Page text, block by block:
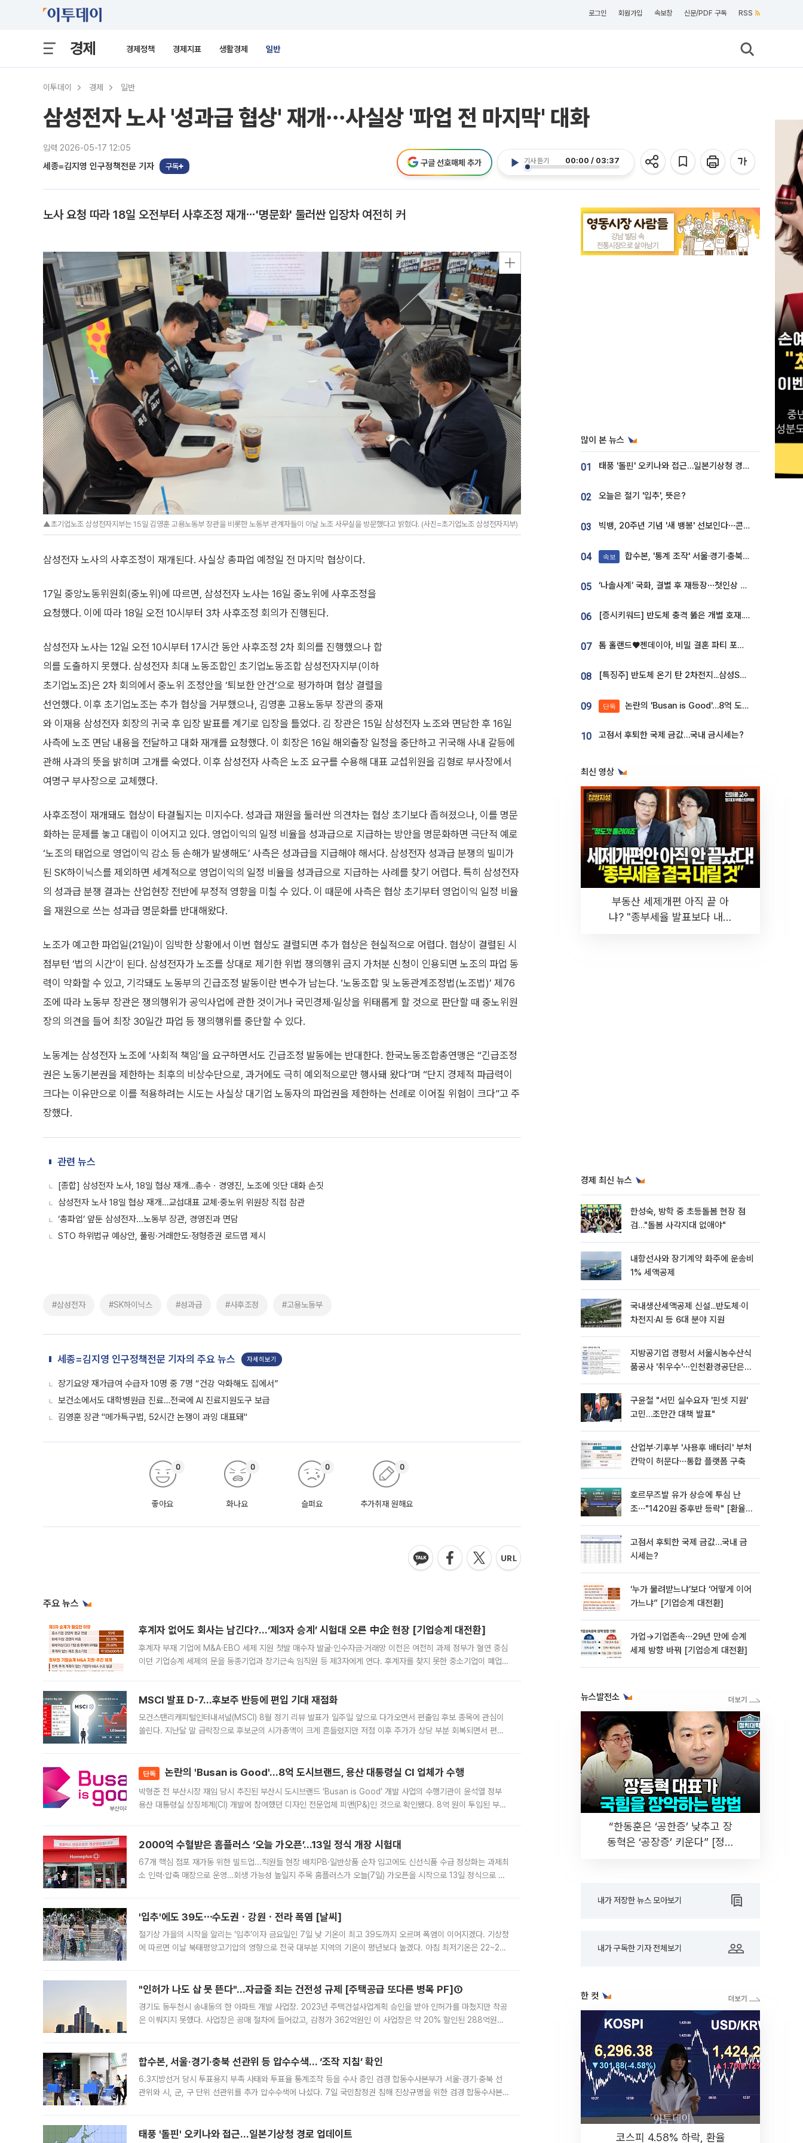
로그인 회원가입 속보창 신문/PDF 구독 RSS
경제 경제정책 경제지표 생활경제 일반
이투데이 경제 일반
삼성전자 노사 '성과급 협상' 재개⋯사실상 '파업 전 마지막' 대화
입력 2026-05-17 12:05
세종=김지영 인구정책전문 기자 구독
기사 듣기 00:00 / 03:37
구글 선호매체 추가
노사 요청 따라 18일 오전부터 사후조정 재개⋯'명문화' 둘러싼 입장차 여전히 커
▲초기업노조 삼성전자지부는 15일 김영훈 고용노동부 장관을 비롯한 노동부 관계자들이 이날 노조 사무실을 방문했다고 밝혔다. (사진=초기업노조 삼성전자지부)
삼성전자 노사의 사후조정이 재개된다. 사실상 총파업 예정일 전 마지막 협상이다.
17일 중앙노동위원회(중노위)에 따르면, 삼성전자 노사는 16일 중노위에 사후조정을
요청했다. 이에 따라 18일 오전 10시부터 3차 사후조정 회의가 진행된다.
삼성전자 노사는 12일 오전 10시부터 17시간 동안 사후조정 2차 회의를 진행했으나 합
의를 도출하지 못했다. 삼성전자 최대 노동조합인 초기업노동조합 삼성전자지부(이하
초기업노조)은 2차 회의에서 중노위 조정안을 ‘퇴보한 안건’으로 평가하며 협상 결렬을
선언했다. 이후 초기업노조는 추가 협상을 거부했으나, 김영훈 고용노동부 장관의 중재
와 이재용 삼성전자 회장의 귀국 후 입장 발표를 계기로 입장을 틀었다. 김 장관은 15일 삼성전자 노조와 면담한 후 16일
사측에 노조 면담 내용을 전달하고 대화 재개를 요청했다. 이 회장은 16일 해외출장 일정을 중단하고 귀국해 사내 갈등에
관해 사과의 뜻을 밝히며 고개를 숙였다. 이후 삼성전자 사측은 노조 요구를 수용해 대표 교섭위원을 김형로 부사장에서
여명구 부사장으로 교체했다.
사후조정이 재개돼도 협상이 타결될지는 미지수다. 성과급 재원을 둘러싼 의견차는 협상 초기보다 좁혀졌으나, 이를 명문
화하는 문제를 놓고 대립이 이어지고 있다. 영업이익의 일정 비율을 성과급으로 지급하는 방안을 명문화하면 극단적 예로
‘노조의 태업으로 영업이익 감소 등 손해가 발생해도’ 사측은 성과급을 지급해야 해서다. 삼성전자 성과급 분쟁의 빌미가
된 SK하이닉스를 제외하면 세계적으로 영업이익의 일정 비율을 성과급으로 지급하는 사례를 찾기 어렵다. 특히 삼성전자
의 성과급 분쟁 결과는 산업현장 전반에 부정적 영향을 미칠 수 있다. 이 때문에 사측은 협상 초기부터 영업이익 일정 비율
을 재원으로 쓰는 성과급 명문화를 반대해왔다.
노조가 예고한 파업일(21일)이 임박한 상황에서 이번 협상도 결렬되면 추가 협상은 현실적으로 어렵다. 협상이 결렬된 시
점부턴 ‘법의 시간’이 된다. 삼성전자가 노조를 상대로 제기한 위법 쟁의행위 금지 가처분 신청이 인용되면 노조의 파업 동
력이 약화할 수 있고, 기각돼도 노동부의 긴급조정 발동이란 변수가 남는다. ‘노동조합 및 노동관계조정법(노조법)’ 제76
조에 따라 노동부 장관은 쟁의행위가 공익사업에 관한 것이거나 국민경제·일상을 위태롭게 할 것으로 판단할 때 중노위원
장의 의견을 들어 최장 30일간 파업 등 쟁의행위를 중단할 수 있다.
노동계는 삼성전자 노조에 ‘사회적 책임’을 요구하면서도 긴급조정 발동에는 반대한다. 한국노동조합총연맹은 “긴급조정
권은 노동기본권을 제한하는 최후의 비상수단으로, 과거에도 극히 예외적으로만 행사돼 왔다”며 “단지 경제적 파급력이
크다는 이유만으로 이를 적용하려는 시도는 사실상 대기업 노동자의 파업권을 제한하는 선례로 이어질 위험이 크다”고 주
장했다.
관련 뉴스
[종합] 삼성전자 노사, 18일 협상 재개…총수ㆍ경영진, 노조에 잇단 대화 손짓
삼성전자 노사 18일 협상 재개…교섭대표 교체·중노위 위원장 직접 참관
‘총파업’ 앞둔 삼성전자...노동부 장관, 경영진과 면담
STO 하위법규 예상안, 풀링·거래한도·정형증권 로드맵 제시
#삼성전자 #SK하이닉스 #성과급 #사후조정 #고용노동부
세종=김지영 인구정책전문 기자의 주요 뉴스 자세히보기
장기요양 재가급여 수급자 10명 중 7명 “건강 악화해도 집에서”
보건소에서도 대학병원급 진료…전국에 AI 진료지원도구 보급
김영훈 장관 "메가특구법, 52시간 논쟁이 과잉 대표돼"
좋아요
0
화나요
0
슬퍼요
0
추가취재 원해요
0
주요 뉴스
후계자 없어도 회사는 남긴다?…‘제3자 승계’ 시험대 오른 中企 현장 [기업승계 대전환]
후계자 부재 기업에 M&A·EBO 세제 지원 첫발 매수자 발굴·인수자금·거래망 이전은 여전히 과제 정부가 혈연 중심
이던 기업승계 세제의 문을 동종기업과 장기근속 임직원 등 제3자에게 연다. 후계자를 찾지 못한 중소기업이 폐업
MSCI 발표 D-7…후보주 반등에 편입 기대 재점화
모건스탠리캐피털인터내셔널(MSCI) 8월 정기 리뷰 발표가 일주일 앞으로 다가오면서 편출입 후보 종목에 관심이
쏠린다. 지난달 말 급락장으로 후보군의 시가총액이 크게 흔들렸지만 저점 이후 주가가 상당 부분 회복되면서 편입
단독 논란의 'Busan is Good'…8억 도시브랜드, 용산 대통령실 CI 업체가 수행
박형준 전 부산시장 재임 당시 추진된 부산시 도시브랜드 ‘Busan is Good’ 개발 사업의 수행기관이 윤석열 정부
용산 대통령실 상징체계(CI) 개발에 참여했던 디자인 전문업체 피앤(P&)인 것으로 확인됐다. 8억 원이 투입된 부산
2000억 수혈받은 홈플러스 ‘오늘 가오픈’...13일 정식 개장 시험대
67개 핵심 점포 재가동 위한 빌드업...직원들 현장 배치PB·일반상품 순차 입고에도 신선식품 수급 정상화는 과제최
소 인력·압축 매장으로 운영…회생 가능성 높일지 주목 홈플러스가 오늘(7일) 가오픈을 시작으로 13일 정식으로 재
'입추'에도 39도⋯수도권ㆍ강원ㆍ전라 폭염 [날씨]
절기상 가을의 시작을 알리는 ‘입추’이자 금요일인 7일 낮 기온이 최고 39도까지 오르며 폭염이 이어지겠다. 기상청
에 따르면 이날 북태평양고기압의 영향으로 전국 대부분 지역의 기온이 평년보다 높겠다. 아침 최저기온은 22~27
"인허가 나도 삽 못 뜬다"…자금줄 죄는 건전성 규제 [주택공급 또다른 병목 PF]①
경기도 동두천시 송내동의 한 아파트 개발 사업장. 2023년 주택건설사업계획 승인을 받아 인허가를 마쳤지만 착공
은 이뤄지지 못했다. 사업장은 공매 절차에 들어갔고, 감정가 362억원인 이 사업장은 약 20% 할인된 288억원에
합수본, 서울·경기·충북 선관위 등 압수수색… ‘조작 지침’ 확인
6.3지방선거 당시 투표용지 부족 사태와 투표율 통계조작 등을 수사 중인 검경 합동수사본부가 서울·경기·충북 선
관위와 시, 군, 구 단위 선관위를 추가 압수수색에 나섰다. 7일 국민참정권 침해 진상규명을 위한 검경 합동수사본
태풍 '돌핀' 오키나와 접근…일본기상청 경로 업데이트
많이 본 뉴스
01 태풍 '돌핀' 오키나와 접근…일본기상청 경로 업데이트
02 오늘은 절기 '입추', 뜻은?
03 빅뱅, 20주년 기념 '새 뱅봉' 선보인다⋯콘서트 앞두고 팝업 개최
04 속보 합수본, '통계 조작' 서울·경기·충북 선관위 등 추가 압수수색
05 ‘나솔사계’ 국화, 결별 후 재등장⋯첫인상 투표 휩쓸고 ‘인기녀’ 등극
06 [증시키워드] 반도체 충격 뚫은 개별 호재...포스코퓨처엠·에코프로·한화솔루션 '눈길'
07 톰 홀랜드♥젠데이아, 비밀 결혼 파티 포착⋯호텔 대관비만 9억
08 [특징주] 반도체 온기 탄 2차전지...삼성SDI, 장 초반 7% 넘게 껑충
09 단독 논란의 'Busan is Good'…8억 도시브랜드, 용산 대통령실 CI 업체가 수행
10 고점서 후퇴한 국제 금값…국내 금시세는?
최신 영상
부동산 세제개편 아직 끝 아
냐? "종부세율 발표보다 내릴
경제 최신 뉴스
한성숙, 방학 중 초등돌봄 현장 점
검…"돌봄 사각지대 없애야"
내항선사와 장기계약 화주에 운송비
1% 세액공제
국내생산세액공제 신설...반도체·이
차전지·AI 등 6대 분야 지원
지방공기업 경평서 서울시농수산식
품공사 '취우수'⋯인천환경공단은
구윤철 "서민 실수요자 '핀셋 지원'
고민…조만간 대책 발표"
산업부·기후부 '사용후 배터리' 부처
칸막이 허문다⋯통합 플랫폼 구축
호르무즈발 유가 상승에 투심 난
조⋯"1420원 중후반 등락" [환율전
고점서 후퇴한 국제 금값…국내 금
시세는?
‘누가 물려받느냐’보다 ‘어떻게 이어
가느냐” [기업승계 대전환]
가업→기업존속⋯29년 만에 승계
세제 방향 바꿔 [기업승계 대전환]
뉴스발전소
“한동훈은 ‘공한증’ 낮추고 장
동혁은 ‘공장증’ 키운다” [정치
내가 저장한 뉴스 모아보기
내가 구독한 기자 전체보기
한 컷
코스피 4.58% 하락, 환율